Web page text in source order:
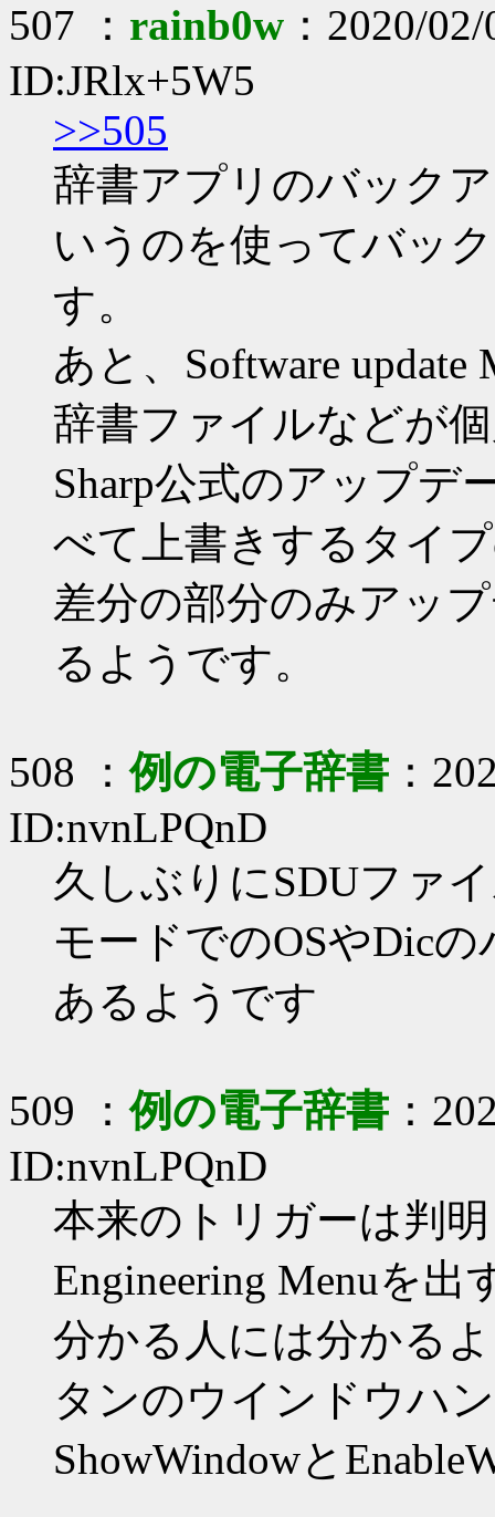
507 ： rainb0w ：2020/
ID:JRlx+5W5
>>505
辞書アプリのバック
いうのを使ってバッ
す。
あと、Software
辞書ファイルなどが
Sharp公式のアップデ
べて上書きするタイ
差分の部分のみアッ
るようです。
508 ：例の電子辞書 ：
ID:nvnLPQnD
久しぶりにSDUファ
モードでのOSやDic
あるようです
509 ：例の電子辞書 ：
ID:nvnLPQnD
本来のトリガーは判
Engineering Menuを
分かる人には分かる
タンのウインドウハ
ShowWindowと